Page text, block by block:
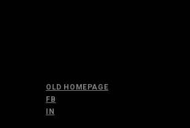
OLD HOMEPAGE
FB
IN